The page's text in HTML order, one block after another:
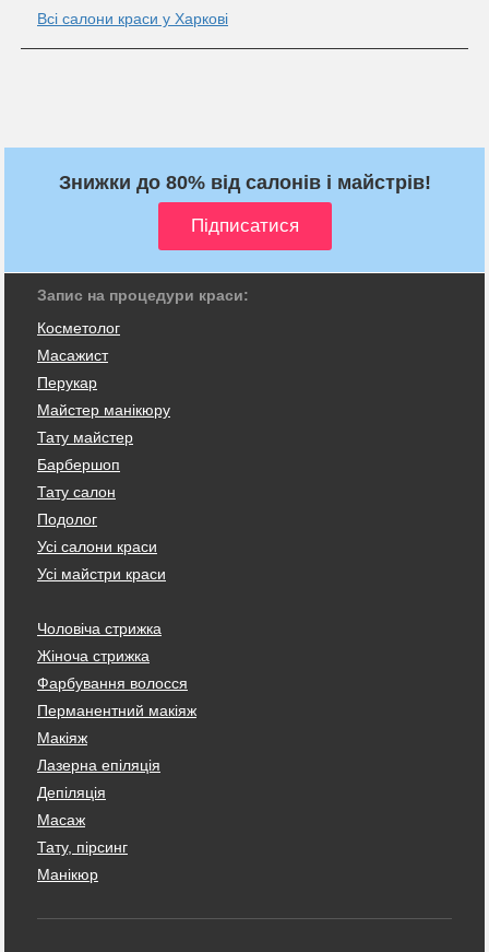
Всі салони краси у Харкові
Знижки до 80% від салонів і майстрів!
Запис на процедури краси:
Косметолог
Масажист
Перукар
Майстер манікюру
Тату майстер
Барбершоп
Тату салон
Подолог
Усі салони краси
Усі майстри краси
Чоловіча стрижка
Жіноча стрижка
Фарбування волосся
Перманентний макіяж
Макіяж
Лазерна епіляція
Депіляція
Масаж
Тату, пірсинг
Манікюр